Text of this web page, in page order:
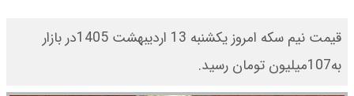
قیمت نیم سکه امروز یکشنبه 13 اردیبهشت 1405در بازار
به107میلیون تومان رسید.